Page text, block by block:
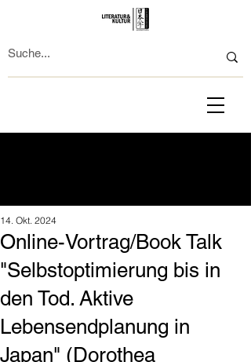
Online-Vortrag/Book Talk
"Selbstoptimierung bis in
den Tod. Aktive
Lebensendplanung in
Japan" (Dorothea
14. Okt. 2024